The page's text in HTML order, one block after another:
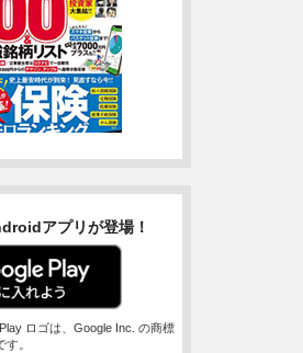
アプリが登場！
ロゴは、Google Inc. の商標
す。